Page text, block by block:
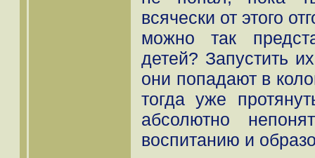
всячески от этого
можно так
детей? Запустить
они попадают в
тогда уже
абсолютно
воспитанию и